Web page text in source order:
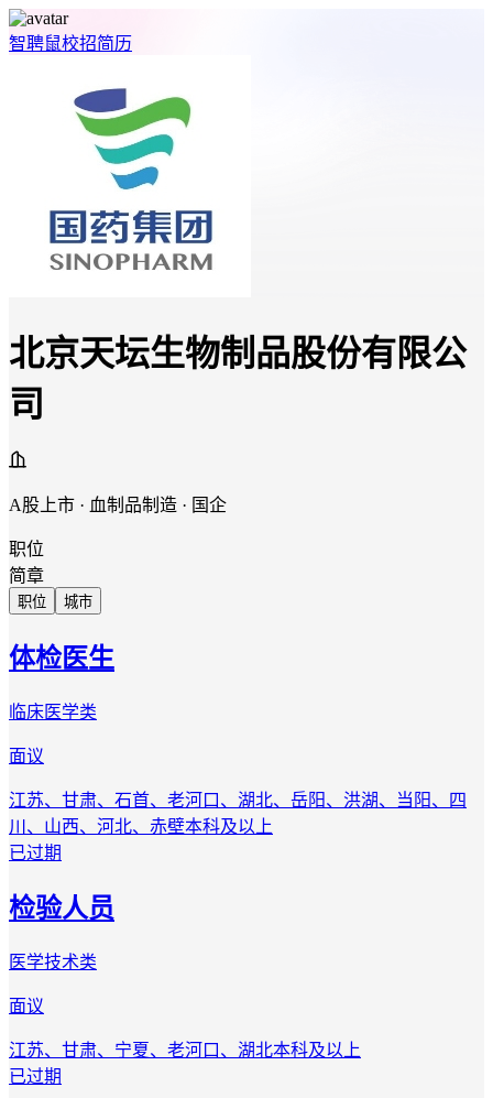
智聘鼠校招简历
北京天坛生物制品股份有限公
司
A股上市 · 血制品制造 · 国企
职位
简章
职位 城市
体检医生
临床医学类
面议
江苏、甘肃、石首、老河口、湖北、岳阳、洪湖、当阳、四
川、山西、河北、赤壁本科及以上
已过期
检验人员
医学技术类
面议
江苏、甘肃、宁夏、老河口、湖北本科及以上
已过期